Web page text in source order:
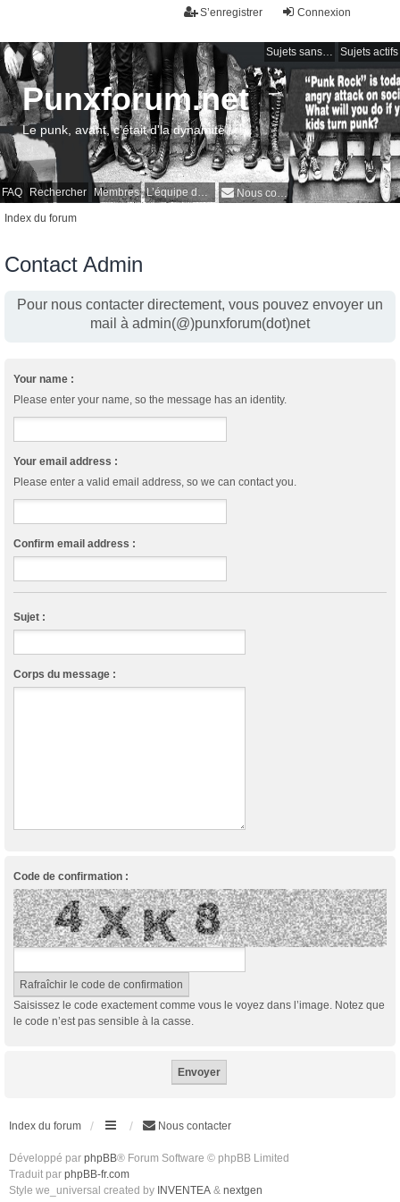
Connexion
S’enregistrer
Sujets sans réponse Sujets actifs
FAQ Rechercher Membres L’équipe du forum Nous contacter
Punxforum.net
Le punk, avant, c'était d'la dynamite !
Index du forum
Contact Admin
Pour nous contacter directement, vous pouvez envoyer un
mail à admin(@)punxforum(dot)net
Your name :
Please enter your name, so the message has an identity.
Your email address :
Please enter a valid email address, so we can contact you.
Confirm email address :
Sujet :
Corps du message :
Code de confirmation :
Saisissez le code exactement comme vous le voyez dans l’image. Notez que
le code n’est pas sensible à la casse.
Index du forum Nous contacter
Développé par phpBB® Forum Software © phpBB Limited
Traduit par phpBB-fr.com
Style we_universal created by INVENTEA & nextgen